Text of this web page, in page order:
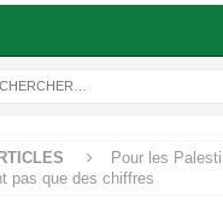
Pour les
pas que des chiffres